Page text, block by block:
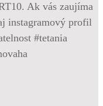
Ak vás zaujíma
instagramový profil
#tetania